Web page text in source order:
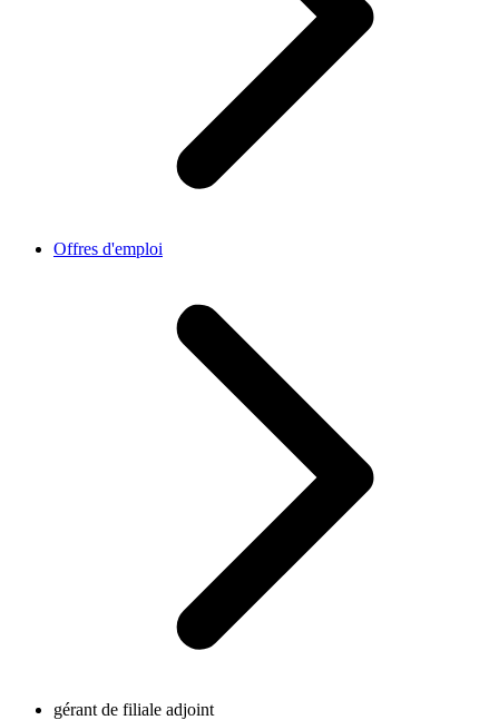
Offres d'emploi
gérant de filiale adjoint